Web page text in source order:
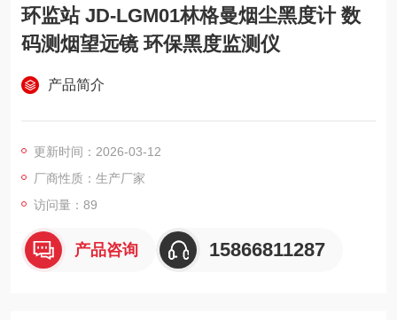
环监站 JD-LGM01林格曼烟尘黑度计 数
码测烟望远镜 环保黑度监测仪
产品简介
更新时间：2026-03-12
厂商性质：生产厂家
访问量：89
产品咨询 15866811287